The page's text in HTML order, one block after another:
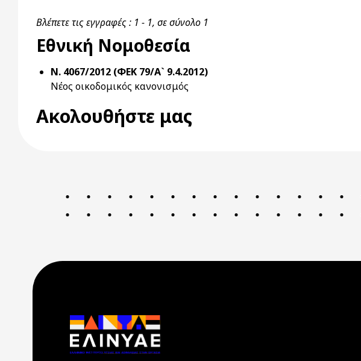
Βλέπετε τις εγγραφές : 1 - 1, σε σύνολο 1
Εθνική Νομοθεσία
Ν. 4067/2012 (ΦΕΚ 79/Α` 9.4.2012)
Νέος οικοδομικός κανονισμός
Ακολουθήστε μας